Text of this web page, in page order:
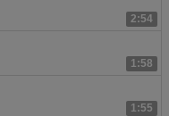
2:54
1:58
1:55